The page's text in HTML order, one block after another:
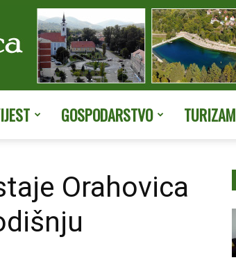
GOSPODARSTVO TURIZAM
Orahovica